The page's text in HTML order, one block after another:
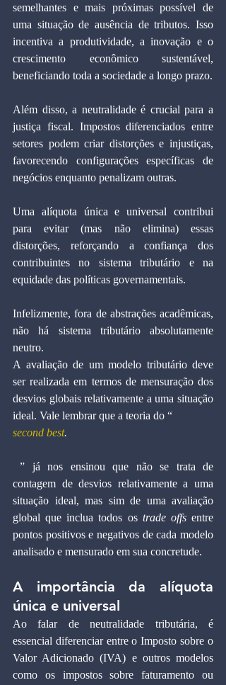
semelhantes e mais próximas possível de
uma situação de ausência de tributos. Isso
incentiva a produtividade, a inovação e o
crescimento econômico sustentável,
beneficiando toda a sociedade a longo prazo.
Além disso, a neutralidade é crucial para a
justiça fiscal. Impostos diferenciados entre
setores podem criar distorções e injustiças,
favorecendo configurações específicas de
negócios enquanto penalizam outras.
Uma alíquota única e universal contribui
para evitar (mas não elimina) essas
distorções, reforçando a confiança dos
contribuintes no sistema tributário e na
equidade das políticas governamentais.
Infelizmente, fora de abstrações acadêmicas,
não há sistema tributário absolutamente
neutro.
A avaliação de um modelo tributário deve
ser realizada em termos de mensuração dos
desvios globais relativamente a uma situação
ideal. Vale lembrar que a teoria do “
second best.
” já nos ensinou que não se trata de
contagem de desvios relativamente a uma
situação ideal, mas sim de uma avaliação
global que inclua todos os trade offs entre
pontos positivos e negativos de cada modelo
analisado e mensurado em sua concretude.
A importância da alíquota
única e universal
Ao falar de neutralidade tributária, é
essencial diferenciar entre o Imposto sobre o
Valor Adicionado (IVA) e outros modelos
como os impostos sobre faturamento ou